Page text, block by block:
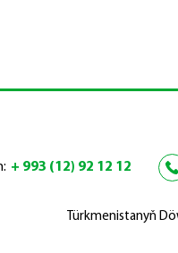
+ 993 (12) 92 12 12
Türkmenistanyň